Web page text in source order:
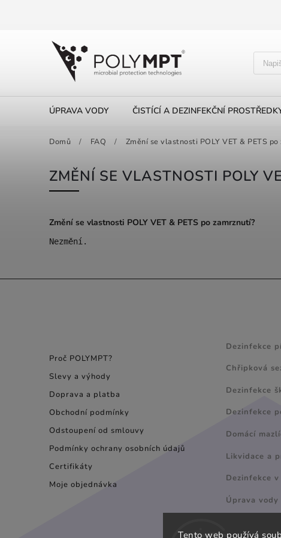
Tento web používá
ÚPRAVA VODY ČISTÍCÍ A DEZINFEKČNÍ
Domů / FAQ / Změní se vlastnosti POLY VET & PETS
ZMĚNÍ SE VLASTNOSTI POLY
Změní se vlastnosti POLY VET & PETS po zamrznutí?
Nezmění.
Proč POLYMPT?
Slevy a výhody
Doprava a platba
Obchodní podmínky
Odstoupení od smlouvy
Podmínky ochrany osobních údajů
Certifikáty
Moje objednávka
Dezinfekce
Chřipková
Dezinfekce
Dezinfekce
Domácí
Likvidace a
Dezinfekce
Úprava vody